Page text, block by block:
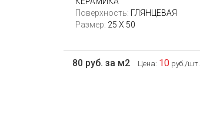
Поверхность: ГЛЯНЦЕВАЯ
Размер: 25 Х 50
80 руб. за м2 Цена: 10 руб./шт.